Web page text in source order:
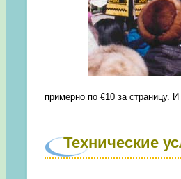
примерно по €10 за страницу.
Технические